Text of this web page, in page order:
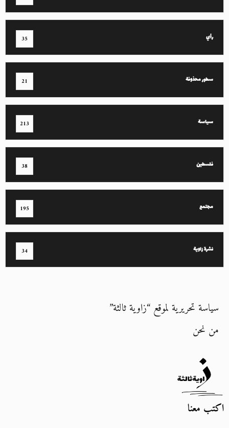
رأي 35
سطور محذوفة 21
سياسة 213
فلسطين 38
مجتمع 195
نشرة زاوية 34
سياسة تحريرية لموقع “زاوية ثالثة”
من نحن
اكتب معنا